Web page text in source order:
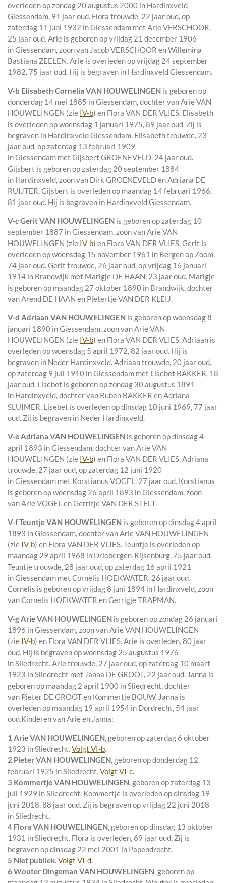
overleden op zondag 20 augustus 2000 in Hardinxveld
Giessendam, 91 jaar oud. Flora trouwde, 22 jaar oud, op
zaterdag 11 juni 1932 inGiessendam met Arie VERSCHOOR,
25 jaar oud. Arie is geboren op vrijdag 21 december 1906
inGiessendam, zoon van Jacob VERSCHOOR enWillemina
Bastiana ZEELEN. Arie is overleden op vrijdag 24 september
1982, 75 jaar oud. Hij is begraven in Hardinxveld Giessendam.
V-b Elisabeth Cornelia VAN HOUWELINGEN is geboren op
donderdag 14 mei 1885 inGiessendam, dochter vanArie VAN
HOUWELINGEN (zie IV-b) en Flora VAN DER VLIES. Elisabeth
is overleden op woensdag 1 januari 1975, 89 jaar oud. Zij is
begraven in Hardinxveld Giessendam. Elisabeth trouwde, 23
jaar oud, op zaterdag 13 februari 1909
inGiessendam met Gijsbert GROENEVELD, 24 jaar oud.
Gijsbert is geboren op zaterdag 20 september 1884
in Hardinxveld, zoon van Dirk GROENEVELD enAdriana DE
RUIJTER. Gijsbert is overleden op maandag 14 februari 1966,
81 jaar oud. Hij is begraven in Hardinxveld Giessendam.
V-cGerit VAN HOUWELINGEN is geboren op zaterdag 10
september 1887 inGiessendam, zoon vanArie VAN
HOUWELINGEN (zie IV-b) en Flora VAN DER VLIES. Gerit is
overleden op woensdag 15 november 1961 in Bergen op Zoom,
74 jaar oud. Gerit trouwde, 26 jaar oud, op vrijdag 16 januari
1914 in Brandwijk met Marigje DE HAAN, 23 jaar oud. Marigje
is geboren op maandag 27 oktober 1890 in Brandwijk, dochter
vanArend DE HAAN en Pietertje VAN DER KLEIJ.
V-d Adriaan VAN HOUWELINGEN is geboren op woensdag 8
januari 1890 inGiessendam, zoon vanArie VAN
HOUWELINGEN (zie IV-b) en Flora VAN DER VLIES. Adriaan is
overleden op woensdag 5 april 1972, 82 jaar oud. Hij is
begraven in Neder Hardinxveld. Adriaan trouwde, 20 jaar oud,
op zaterdag 9 juli 1910 inGiessendam met Lisebet BAKKER, 18
jaar oud. Lisebet is geboren op zondag 30 augustus 1891
in Hardinxveld, dochter van Ruben BAKKER enAdriana
SLUIMER. Lisebet is overleden op dinsdag 10 juni 1969, 77 jaar
oud. Zij is begraven in Neder Hardinxveld.
V-eAdriana VAN HOUWELINGEN is geboren op dinsdag 4
april 1893 inGiessendam, dochter vanArie VAN
HOUWELINGEN (zie IV-b) en Flora VAN DER VLIES. Adriana
trouwde, 27 jaar oud, op zaterdag 12 juni 1920
inGiessendam met Korstianus VOGEL, 27 jaar oud. Korstianus
is geboren op woensdag 26 april 1893 inGiessendam, zoon
vanArie VOGEL enGerritje VAN DER STELT.
V-fTeuntje VAN HOUWELINGEN is geboren op dinsdag 4 april
1893 inGiessendam, dochter vanArie VAN HOUWELINGEN
(zie IV-b) en Flora VAN DER VLIES. Teuntje is overleden op
maandag 29 april 1968 in Driebergen-Rijsenburg, 75 jaar oud.
Teuntje trouwde, 28 jaar oud, op zaterdag 16 april 1921
inGiessendam met Cornelis HOEKWATER, 26 jaar oud.
Cornelis is geboren op vrijdag 8 juni 1894 in Hardinxveld, zoon
vanCornelis HOEKWATER enGerrigje TRAPMAN.
V-gArie VAN HOUWELINGEN is geboren op zondag 26 januari
1896 inGiessendam, zoon vanArie VAN HOUWELINGEN
(zie IV-b) en Flora VAN DER VLIES. Arie is overleden, 80 jaar
oud. Hij is begraven op woensdag 25 augustus 1976
inSliedrecht. Arie trouwde, 27 jaar oud, op zaterdag 10 maart
1923 inSliedrecht met Janna DE GROOT, 22 jaar oud. Janna is
geboren op maandag 2 april 1900 inSliedrecht, dochter
van Pieter DE GROOT en Kommertje BOUW. Janna is
overleden op maandag 19 april 1954 in Dordrecht, 54 jaar
oud.Kinderen van Arie en Janna:
1 Arie VAN HOUWELINGEN, geboren op zaterdag 6 oktober
1923 inSliedrecht.Volgt VI-b.
2 Pieter VAN HOUWELINGEN, geboren op donderdag 12
februari 1925 inSliedrecht.Volgt VI-c.
3 Kommertje VAN HOUWELINGEN, geboren op zaterdag 13
juli 1929 inSliedrecht. Kommertje is overleden op dinsdag 19
juni 2018, 88 jaar oud. Zij is begraven op vrijdag 22 juni 2018
inSliedrecht.
4 Flora VAN HOUWELINGEN, geboren op dinsdag 13 oktober
1931 inSliedrecht. Flora is overleden, 69 jaar oud. Zij is
begraven op dinsdag 22 mei 2001 in Papendrecht.
5 Niet publiek.Volgt VI-d.
6 Wouter Dingeman VAN HOUWELINGEN, geboren op